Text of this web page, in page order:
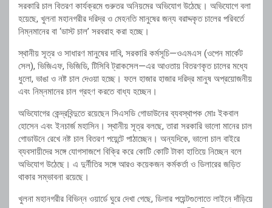
সরকারি চাল বিতরণ কার্যক্রমে গুরুতর অনিয়মের অভিযোগ উঠেছে। অভিযোগে বলা
হয়েছে, খুলনা মহানগরীর দরিদ্র ও মেহনতি মানুষের জন্য বরাদ্দকৃত চালের পরিবর্তে
নিম্নমানের বা ‘ডাস্ট চাল’ সরবরাহ করা হচ্ছে।
স্থানীয় সূত্র ও সাধারণ মানুষের দাবি, সরকারি কর্মসূচি—ওএমএস (ওপেন মার্কেট
সেল), ভিজিএফ, ভিজিডি, টিসিবি ট্রাকসেল—এর আওতায় বিতরণকৃত চালের মধ্যে
ধুলো, ভাঙা ও নষ্ট চাল দেওয়া হচ্ছে। ফলে হাজার হাজার দরিদ্র মানুষ অপ্রয়োজনীয়
এবং নিম্নমানের চাল গ্রহণ করতে বাধ্য হচ্ছেন।
অভিযোগের কেন্দ্রবিন্দুতে রয়েছেন সিএসডি গোডাউনের ব্যবস্থাপক মোঃ ইকবাল
হোসেন এবং ইনচার্জ মহাসিন। স্থানীয় সূত্র বলছে, তারা সরকারি ভালো মানের চাল
গোডাউনে রেখে নষ্ট চাল বিতরণ পয়েন্টে পাঠাচ্ছেন। অন্যদিকে, ভালো চাল বাইরে
ব্যবসায়ীদের সঙ্গে যোগসাজশে বিক্রি করে কোটি কোটি টাকা হাতিয়ে নিচ্ছেন বলে
অভিযোগ উঠেছে। এ দুর্নীতির সঙ্গে আরও কয়েকজন কর্মকর্তা ও ডিলারের জড়িত
থাকার সম্ভাবনা রয়েছে।
খুলনা মহানগরীর বিভিন্ন ওয়ার্ডে ঘুরে দেখা গেছে, ডিলার পয়েন্টগুলোতে লাইনে দাঁড়িয়ে